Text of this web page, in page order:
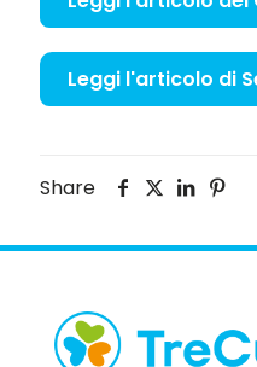
Leggi l'articolo di
Share